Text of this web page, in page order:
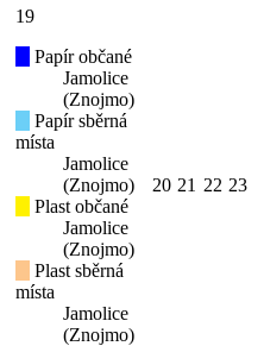
19
Papír občané
Jamolice
(Znojmo)
Papír sběrná
místa
Jamolice
(Znojmo)
Plast občané
Jamolice
(Znojmo)
Plast sběrná
místa
Jamolice
(Znojmo)
20 21 22 23